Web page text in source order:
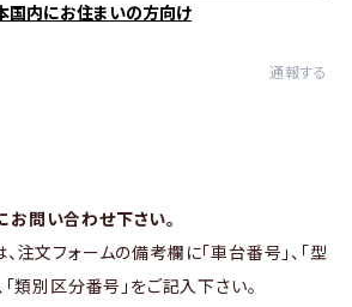
国内にお住まいの方向け
通報する
問い合わせ下さい。
注文フォームの備考欄に「車台番号」、「型
「類別区分番号」をご記入下さい。